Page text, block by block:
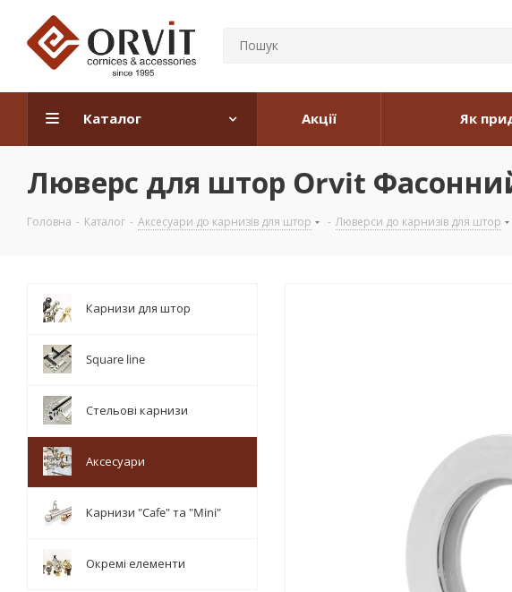
Каталог Акції Як
Люверс для штор Orvit
Головна - Каталог - Аксесуари до карнизів для штор - Люверси до карнизів для штор
Карнизи для штор
Square line
Стельові карнизи
Аксесуари
Карнизи "Cafe" та "Mini"
Окремі елементи